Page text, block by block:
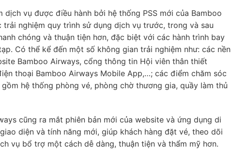
dịch vụ được điều hành bởi hệ thống PSS mới của Bamboo
trải nghiệm quy trình sử dụng dịch vụ trước, trong và sau
chóng và thuận tiện hơn, đặc biệt với các hành trình bay
Có thể kể đến một số không gian trải nghiệm như: các nền
Bamboo Airways, cổng thông tin Hội viên thân thiết
thoại Bamboo Airways Mobile App,…; các điểm chăm sóc
hệ thống phòng vé, phòng chờ thương gia, quầy làm thủ
cũng ra mắt phiên bản mới của website và ứng dụng di
diện và tính năng mới, giúp khách hàng đặt vé, theo dõi
vụ bổ trợ một cách dễ dàng, thuận tiện và thẩm mỹ hơn.